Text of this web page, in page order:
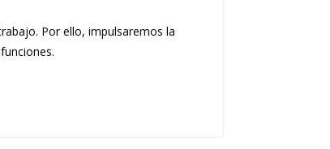
Por ello, impulsaremos la